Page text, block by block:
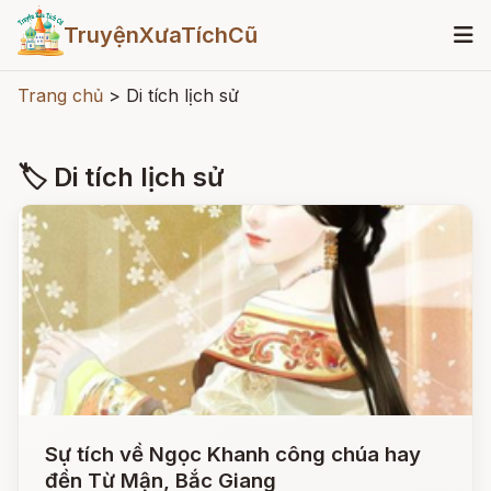
TruyệnXưaTíchCũ
Trang chủ > Di tích lịch sử
🏷 Di tích lịch sử
Sự tích về Ngọc Khanh công chúa hay
đền Từ Mận, Bắc Giang